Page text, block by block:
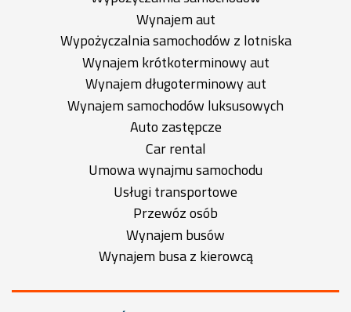
Wynajem aut
Wypożyczalnia samochodów z lotniska
Wynajem krótkoterminowy aut
Wynajem długoterminowy aut
Wynajem samochodów luksusowych
Auto zastępcze
Car rental
Umowa wynajmu samochodu
Usługi transportowe
Przewóz osób
Wynajem busów
Wynajem busa z kierowcą